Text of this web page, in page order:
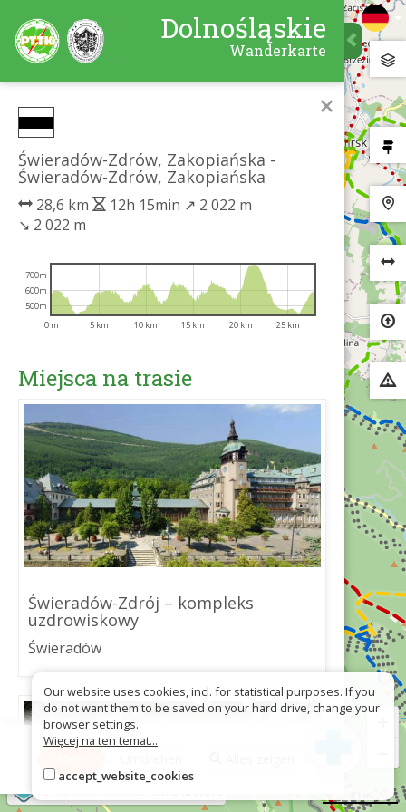
Dolnośląskie
Wanderkarte
×
Świeradów-Zdrów, Zakopiańska -
Świeradów-Zdrów, Zakopiańska
28,6 km 12h 15min ↗ 2 022 m
↘ 2 022 m
0 m 5 km 10 km 15 km 20 km 25 km
500m
600m
700m
Miejsca na trasie
Świeradów-Zdrój – kompleks
uzdrowiskowy
Świeradów
Our website uses cookies, incl. for statistical purposes. If you
do not want them to be saved on your hard drive, change your
browser settings.
Więcej na ten temat...
accept_website_cookies